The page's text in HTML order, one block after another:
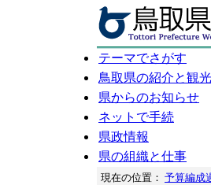
テーマでさがす
鳥取県の紹介と観光
県からのお知らせ
ネットで手続
県政情報
県の組織と仕事
現在の位置： 予算編成